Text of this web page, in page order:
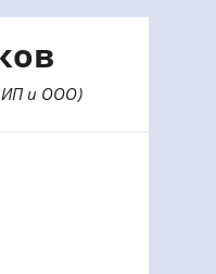
ИП и ООО)